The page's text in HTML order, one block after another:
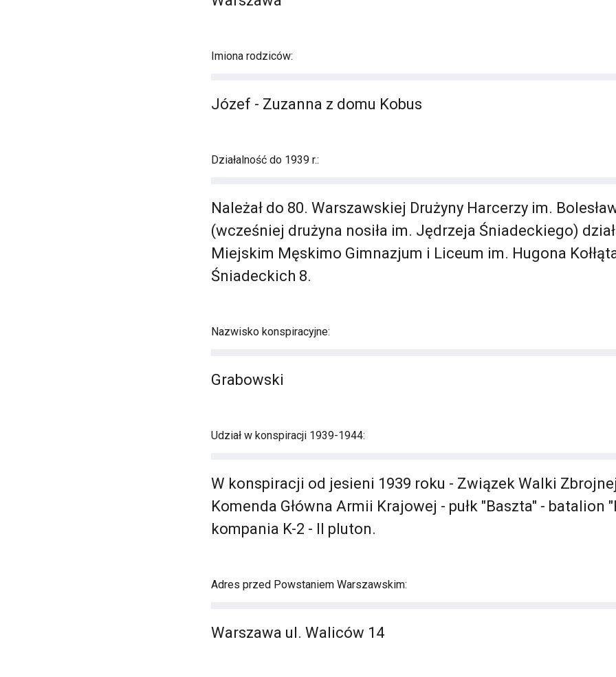
Imiona rodziców:
Józef - Zuzanna z domu Kobus
Działalność do 1939 r.:
Należał do 80. Warszawskiej Drużyny Harcerzy im.
(wcześniej drużyna nosiła im. Jędrzeja Śniadeckiego)
Miejskim Męskimo Gimnazjum i Liceum im. Hugona
Śniadeckich 8.
Nazwisko konspiracyjne:
Grabowski
Udział w konspiracji 1939-1944:
W konspiracji od jesieni 1939 roku - Związek Walki
Komenda Główna Armii Krajowej - pułk "Baszta" - batalion
kompania K-2 - II pluton.
Adres przed Powstaniem Warszawskim:
Warszawa ul. Waliców 14